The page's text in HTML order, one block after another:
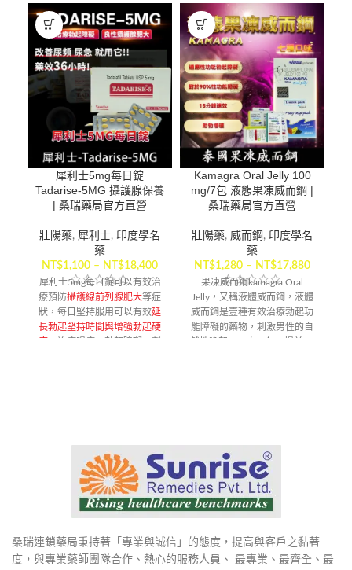
犀利士5mg每日錠
Tadarise-5MG 攝護腺保養
| 桑瑞藥局官方直營
壯陽藥, 犀利士, 印度學名
藥
NT$1,100 – NT$18,400
犀利士5mg每日錠可以有效治
療預防攝護線前列腺肥大等症
狀，每日堅持服用可以有效延
長勃起堅持時間與增強勃起硬
Kamagra Oral Jelly 100
mg/7包 液態果凍威而鋼 |
桑瑞藥局官方直營
壯陽藥, 威而鋼 , 印度學名
藥
NT$1,280 – NT$17,880
果凍威而鋼kamagra Oral
Jelly，又稱液體威而鋼，液體
威而鋼是壹種有效治療勃起功
能障礙的藥物，刺激男性的自
桑瑞連鎖藥局秉持著「專業與誠信」的態度，提高與客戶之黏著
度，與專業藥師團隊合作、熱心的服務人員、 最專業、最齊全、最